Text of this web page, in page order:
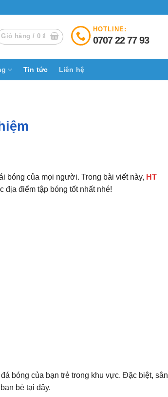
Giỏ hàng / 0 ₫
HOTLINE:
0707 22 77 93
Tin tức Liên hệ
bóng của mọi người. Trong bài viết này, HT
địa điểm tập bóng tốt nhất nhé!
bóng của bạn trẻ trong khu vực. Đặc biệt, sân
bè tại đây.